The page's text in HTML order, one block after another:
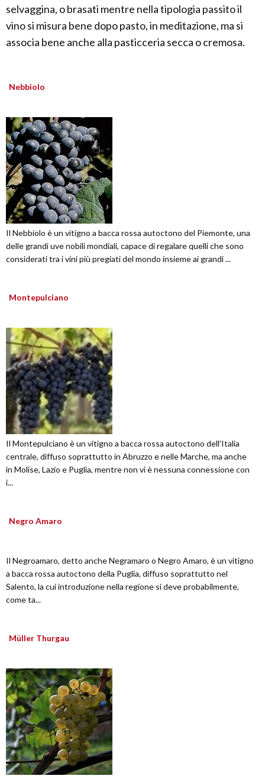
selvaggina, o brasati mentre nella tipologia passito il
vino si misura bene dopo pasto, in meditazione, ma si
associa bene anche alla pasticceria secca o cremosa.
Nebbiolo
Il Nebbiolo è un vitigno a bacca rossa autoctono del Piemonte, una
delle grandi uve nobili mondiali, capace di regalare quelli che sono
considerati tra i vini più pregiati del mondo insieme ai grandi ...
Montepulciano
Il Montepulciano è un vitigno a bacca rossa autoctono dell'Italia
centrale, diffuso soprattutto in Abruzzo e nelle Marche, ma anche
in Molise, Lazio e Puglia, mentre non vi è nessuna connessione con
i...
Negro Amaro
Il Negroamaro, detto anche Negramaro o Negro Amaro, è un vitigno
a bacca rossa autoctono della Puglia, diffuso soprattutto nel
Salento, la cui introduzione nella regione si deve probabilmente,
come ta...
Müller Thurgau